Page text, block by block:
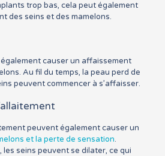
trop bas, cela peut également
des seins et des mamelons.
causer un affaissement
Au fil du temps, la peau perd de
peuvent commencer à s’affaisser.
peuvent également causer un
et la perte de sensation.
seins peuvent se dilater, ce qui